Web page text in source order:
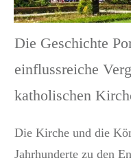
Die Geschichte
einflussreiche
katholischen
Die Kirche und die
Jahrhunderte zu den